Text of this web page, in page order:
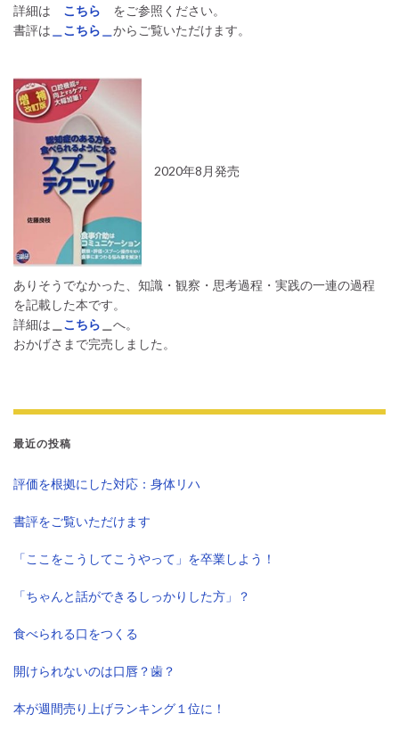
詳細は
こちら
をご参照ください。
書評は ＿こちら＿ からご覧いただけます。
2020年8月発売
ありそうでなかった、知識・観察・思考過程・実践の一連の過程
を記載した本です。
詳細は
こちら
へ。
おかげさまで完売しました。
最近の投稿
評価を根拠にした対応：身体リハ
書評をご覧いただけます
「ここをこうしてこうやって」を卒業しよう！
「ちゃんと話ができるしっかりした方」？
食べられる口をつくる
開けられないのは口唇？歯？
本が週間売り上げランキング１位に！